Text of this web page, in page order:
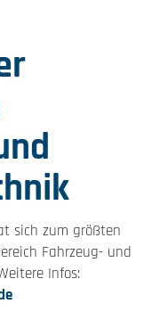
sich zum größten
Fahrzeug- und
Infos: